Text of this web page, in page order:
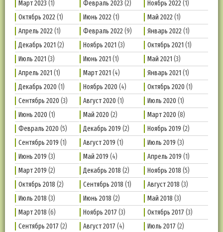
Март 2023 (1) Февраль 2023 (2) Ноябрь 2022(1)
Октябрь 2022(1) Июнь 2022(1) Май 2022(1)
Апрель 2022(1) Февраль 2022(9) Январь 2022(1)
Декабрь 2021 (2) Ноябрь 2021 (3) Октябрь 2021 (1)
Июль 2021 (3) Июнь 2021 (1) Май 2021 (3)
Апрель 2021 (1) Март 2021 (4) Январь 2021 (1)
Декабрь 2020 (1) Ноябрь 2020 (4) Октябрь 2020 (1)
Сентябрь 2020 (3) Август 2020 (1) Июль 2020 (1)
Июнь 2020 (1) Май 2020 (2) Март 2020 (8)
Февраль 2020 (5) Декабрь 2019 (2) Ноябрь 2019 (2)
Сентябрь 2019 (1) Август 2019 (1) Июль 2019 (3)
Июнь 2019 (3) Май 2019 (4) Апрель 2019 (1)
Март 2019 (2) Декабрь 2018 (2) Ноябрь 2018 (5)
Октябрь 2018 (2) Сентябрь 2018 (1) Август 2018 (3)
Июль 2018 (3) Июнь 2018 (2) Май 2018 (3)
Март 2018 (6) Ноябрь 2017 (3) Октябрь 2017 (3)
Сентябрь 2017 (2) Август 2017 (4) Июль 2017 (2)